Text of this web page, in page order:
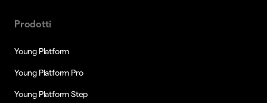
Prodotti
Young Platform
Young Platform Pro
Young Platform Step